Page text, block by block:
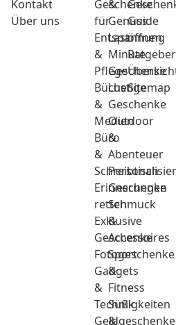
Kontakt
Über uns
Geschenke
für
Entspannung
&
Pflege
Bücher
&
Medien
Büro
&
Schreibtisch
Erinnerungen
retten
Exklusive
Geschenke
Fotogeschenke
Gadgets
&
Technik
Geldgeschenke
&
Genuss
Last
Minute
Geschenke
Lustige
Geschenke
Outdoor
&
Abenteuer
Geschenke
Schmuck
&
Accessoires
Sport
&
Fitness
Süßigkeiten
&
Guide
öffnen
Sitemap